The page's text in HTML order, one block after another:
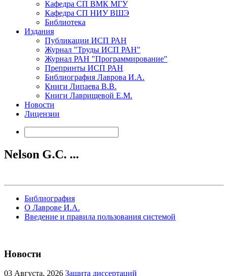
Кафедра СП ВМК МГУ
Кафедра СП НИУ ВШЭ
Библиотека
Издания
Публикации ИСП РАН
Журнал "Труды ИСП РАН"
Журнал РАН "Программирование"
Препринты ИСП РАН
Библиография Лаврова И.А.
Книги Липаева В.В.
Книги Лаврищевой Е.М.
Новости
Лицензии
Nelson G.C. ...
Библиография
О Лаврове И.А.
Введение и правила пользования системой
Новости
03 Августа, 2026 Защита диссертаций